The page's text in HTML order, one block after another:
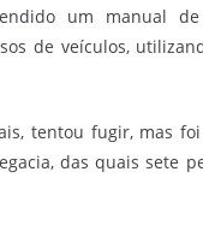
um manual
de veículos,
tentou fugir, mas
das quais sete